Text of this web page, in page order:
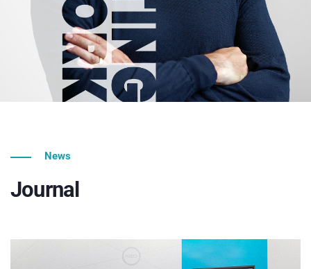
News
Journal